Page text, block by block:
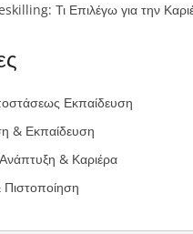
Τι Επιλέγω για την
Εκπαίδευση
& Εκπαίδευση
& Καριέρα